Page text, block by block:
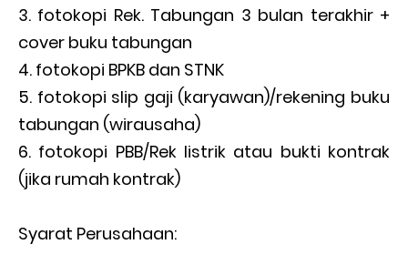
fotokopi Rek. Tabungan 3 bulan terakhir +
cover buku tabungan
fotokopi BPKB dan STNK
fotokopi slip gaji (karyawan)/rekening buku
tabungan (wirausaha)
fotokopi PBB/Rek listrik atau bukti kontrak
(jika rumah kontrak)
Syarat Perusahaan: